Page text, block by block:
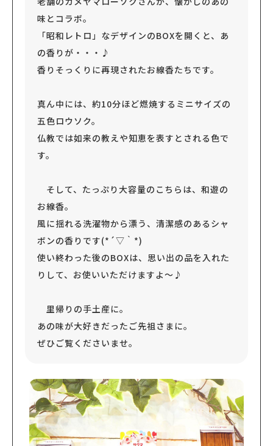
味とコラボ。
「昭和レトロ」なデザインのBOXを開くと、あ
の香りが・・・♪
香りそっくりに再現されたお線香たちです。
真ん中には、約10分ほど燃焼するミニサイズの
五色ロウソク。
仏教では如来の教えや知恵を表すとされる色で
す。
そして、たっぷり大容量のこちらは、和遊の
お線香。
風に揺れる洗濯物から漂う、清潔感のあるシャ
ボンの香りです(*´▽｀*)
使い終わった後のBOXは、思い出の品を入れた
りして、お使いいただけますよ～♪
里帰りの手土産に。
あの味が大好きだったご先祖さまに。
ぜひご覧くださいませ。